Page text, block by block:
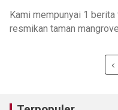
Kami mempunyai 1
resmikan taman